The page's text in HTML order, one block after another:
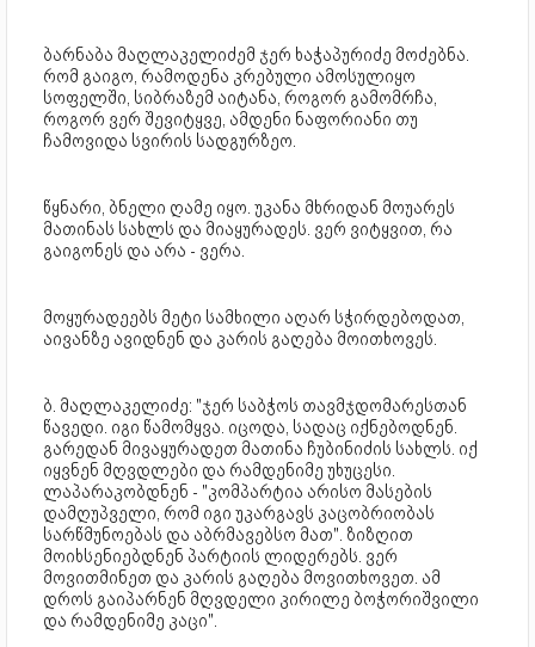
ბარნაბა მაღლაკელიძემ ჯერ ხაჭაპურიძე მოძებნა.
რომ გაიგო, რამოდენა კრებული ამოსულიყო
სოფელში, სიბრაზემ აიტანა, როგორ გამომრჩა,
როგორ ვერ შევიტყვე, ამდენი ნაფორიანი თუ
ჩამოვიდა სვირის სადგურზეო.
წყნარი, ბნელი ღამე იყო. უკანა მხრიდან მოუარეს
მათინას სახლს და მიაყურადეს. ვერ ვიტყვით, რა
გაიგონეს და არა - ვერა.
მოყურადეებს მეტი სამხილი აღარ სჭირდებოდათ,
აივანზე ავიდნენ და კარის გაღება მოითხოვეს.
ბ. მაღლაკელიძე: "ჯერ საბჭოს თავმჯდომარესთან
წავედი. იგი წამომყვა. იცოდა, სადაც იქნებოდნენ.
გარედან მივაყურადეთ მათინა ჩუბინიძის სახლს. იქ
იყვნენ მღვდლები და რამდენიმე უხუცესი.
ლაპარაკობდნენ - "კომპარტია არისო მასების
დამღუპველი, რომ იგი უკარგავს კაცობრიობას
სარწმუნოებას და აბრმავებსო მათ". ზიზღით
მოიხსენიებდნენ პარტიის ლიდერებს. ვერ
მოვითმინეთ და კარის გაღება მოვითხოვეთ. ამ
დროს გაიპარნენ მღვდელი კირილე ბოჭორიშვილი
და რამდენიმე კაცი".